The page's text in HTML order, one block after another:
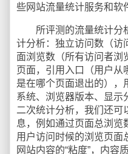
些网站流量统计服务和软
所评测的流量统计分
计分析：独立访问数（访
面浏览数（所有访问者浏
页面，引用入口（用户从
是在哪个页面退出的），
系统、浏览器版本、显示
二次统计分析，我们还可
息，例如通过页面总浏览
用户访问时候的浏览页面
网站内容的“粘度”，内容